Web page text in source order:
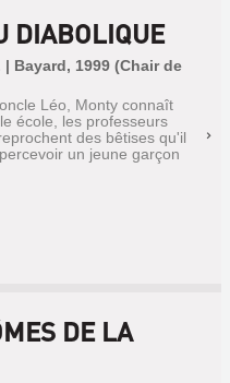
DIABOLIQUE
Bayard, 1999 (Chair de
Léo, Monty connaît
école, les professeurs
des bêtises qu'il
un jeune garçon
DE LA